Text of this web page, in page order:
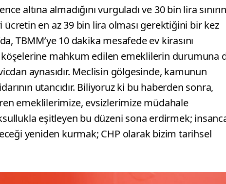
altına almadığını vurguladı ve 30 bin lira
ücretin en az 39 bin lira olması gerektiğini bir kez
TBMM’ye 10 dakika mesafede ev kirasını
mahkum edilen emeklilerin durumuna
aynasıdır. Meclisin gölgesinde, kamunun
utancıdır. Biliyoruz ki bu haberden sonra,
emeklilerimize, evsizlerimize müdahale
eşitleyen bu düzeni sona erdirmek;
yeniden kurmak; CHP olarak bizim tarihsel